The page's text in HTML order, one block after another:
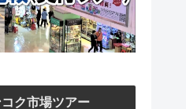
ク市場ツアー